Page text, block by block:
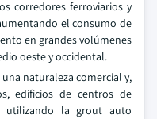
corredores ferroviarios y
el consumo de
en grandes volúmenes
oeste y occidental.
naturaleza comercial y,
edificios de centros de
utilizando la grout auto